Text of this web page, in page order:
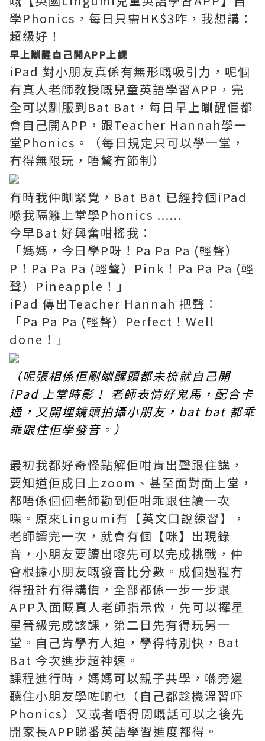
學Phonics，每日只需HK$3咋，我想講：
超級好！
早上瞓醒自己開APP上課
iPad 對小朋友真係有無形嘅吸引力，呢個
有真人老師教授嘅兒童英語學習APP，完
全可以馴服到Bat Bat，每日早上瞓醒佢都
會自己開APP，跟Teacher Hannah學一
堂Phonics。（每日規定只可以學一堂，
冇得無限玩，唔驚冇節制）
有時我仲瞓緊覺，Bat Bat 已經拎個iPad
喺我隔籬上堂學Phonics ......
今早Bat 好興奮咁搖我：
「媽媽，今日學P呀！Pa Pa Pa (輕聲）
P！Pa Pa Pa (輕聲）Pink！Pa Pa Pa (輕
聲）Pineapple！」
iPad 傳出Teacher Hannah 把聲：
「Pa Pa Pa (輕聲）Perfect！Well
done！」
（呢張相係佢剛瞓醒頭都未梳就自己開
iPad 上堂時影！ 老師表情好鬼馬，配合卡
通，又開埋鏡頭拍攝小朋友，bat bat 都乖
乖跟住佢學發音。）
最初我都好奇怪點解佢咁肯出聲跟住講，
要知道佢成日上zoom、甚至面對面上堂，
都唔係個個老師勸到佢咁乖跟住讀一次
㗎。原來Lingumi有【英文口說練習】，
老師讀完一次，就會有個【咪】出現錄
音，小朋友要讀出嚟先可以完成挑戰，仲
會根據小朋友嘅發音比分數。成個過程冇
得扭計冇得講價，全部都係一步一步跟
APP入面嘅真人老師指示做，先可以攞星
星晉級完成該課，第二日先有得玩另一
堂。自己肯學冇人迫，學得特別快，Bat
Bat 今次進步超神速。
課程進行時，媽媽可以親子共學，喺旁邊
聽住小朋友學咗啲乜（自己都趁機溫習吓
Phonics）又或者唔得閒嘅話可以之後先
開家長APP睇番英語學習進度都得。